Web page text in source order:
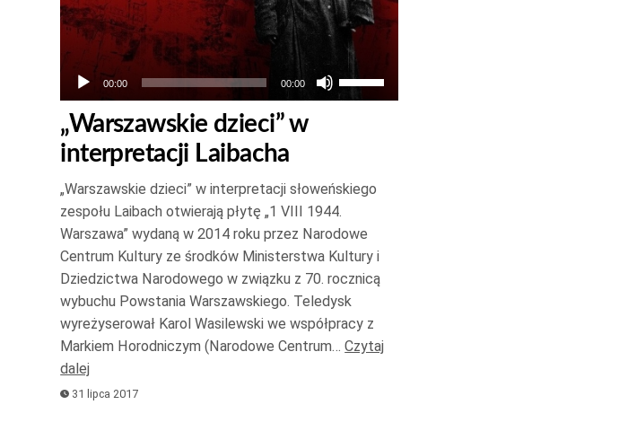
00:00 00:00
Używaj
strzałek
do
dołu
aby
zwiększyć
lub
zmniejszyć
głośność.
„Warszawskie dzieci” w
interpretacji Laibacha
„Warszawskie dzieci” w interpretacji słoweńskiego
zespołu Laibach otwierają płytę „1 VIII 1944.
Warszawa” wydaną w 2014 roku przez Narodowe
Centrum Kultury ze środków Ministerstwa Kultury i
Dziedzictwa Narodowego w związku z 70. rocznicą
wybuchu Powstania Warszawskiego. Teledysk
wyreżyserował Karol Wasilewski we współpracy z
Markiem Horodniczym (Narodowe Centrum…Czytaj
dalej
31 lipca 2017